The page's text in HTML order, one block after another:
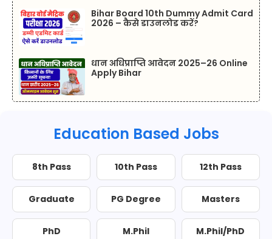
Bihar Board 10th Dummy Admit Card
2026 – कैसे डाउनलोड करें?
धान अधिप्राप्ति आवेदन 2025–26 Online
Apply Bihar
Education Based Jobs
8th Pass 10th Pass 12th Pass
Graduate PG Degree Masters
PhD M.Phil M.Phil/PhD